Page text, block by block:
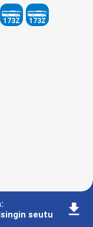
173Z 173Z
:
seutu
󰇚